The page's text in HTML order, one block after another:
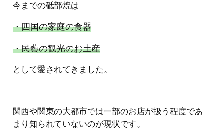
今までの砥部焼は
・四国の家庭の食器
・民藝の観光のお土産
として愛されてきました。
関西や関東の大都市では一部のお店が扱う程度であ
まり知られていないのが現状です。